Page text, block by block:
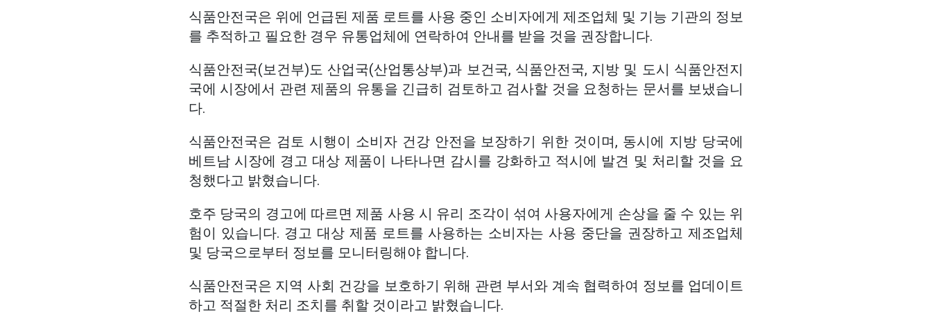
식품안전국은 위에 언급된 제품 로트를 사용 중인 소비자에게 제조업체 및 기능 기관의 정보
를 추적하고 필요한 경우 유통업체에 연락하여 안내를 받을 것을 권장합니다.
식품안전국(보건부)도 산업국(산업통상부)과 보건국, 식품안전국, 지방 및 도시 식품안전지
국에 시장에서 관련 제품의 유통을 긴급히 검토하고 검사할 것을 요청하는 문서를 보냈습니
다.
식품안전국은 검토 시행이 소비자 건강 안전을 보장하기 위한 것이며, 동시에 지방 당국에
베트남 시장에 경고 대상 제품이 나타나면 감시를 강화하고 적시에 발견 및 처리할 것을 요
청했다고 밝혔습니다.
호주 당국의 경고에 따르면 제품 사용 시 유리 조각이 섞여 사용자에게 손상을 줄 수 있는 위
험이 있습니다. 경고 대상 제품 로트를 사용하는 소비자는 사용 중단을 권장하고 제조업체
및 당국으로부터 정보를 모니터링해야 합니다.
식품안전국은 지역 사회 건강을 보호하기 위해 관련 부서와 계속 협력하여 정보를 업데이트
하고 적절한 처리 조치를 취할 것이라고 밝혔습니다.